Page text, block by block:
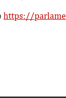
https://